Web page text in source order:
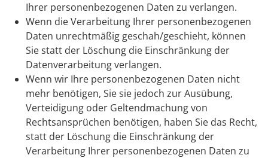
Ihrer personenbezogenen Daten zu verlangen.
Wenn die Verarbeitung Ihrer personenbezogenen
Daten unrechtmäßig geschah/geschieht, können
Sie statt der Löschung die Einschränkung der
Datenverarbeitung verlangen.
Wenn wir Ihre personenbezogenen Daten nicht
mehr benötigen, Sie sie jedoch zur Ausübung,
Verteidigung oder Geltendmachung von
Rechtsansprüchen benötigen, haben Sie das Recht,
statt der Löschung die Einschränkung der
Verarbeitung Ihrer personenbezogenen Daten zu